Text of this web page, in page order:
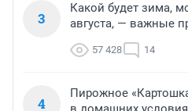
3
Какой будет зима,
августа, — важные
57 428 14
4
Пирожное